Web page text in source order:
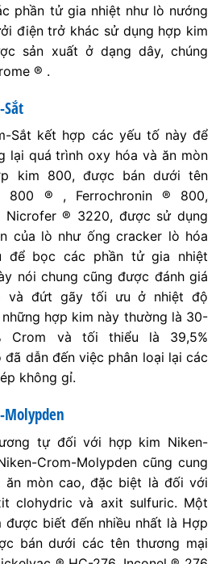
phần tử gia nhiệt như lò nướng
điện trở khác sử dụng hợp kim
sản xuất ở dạng dây, chúng
® .
Sắt kết hợp các yếu tố này để
lại quá trình oxy hóa và ăn mòn
kim 800, được bán dưới tên
800 ® , Ferrochronin ® 800,
Nicrofer ® 3220, được sử dụng
của lò như ống cracker lò hóa
để bọc các phần tử gia nhiệt
nói chung cũng được đánh giá
và đứt gãy tối ưu ở nhiệt độ
hợp kim này thường là 30-
Crom và tối thiểu là 39,5%
dẫn đến việc phân loại lại các
không gỉ.
tự đối với hợp kim Niken-
Crom-Molypden cũng cung
ăn mòn cao, đặc biệt là đối với
clohydric và axit sulfuric. Một
biết đến nhiều nhất là Hợp
bán dưới các tên thương mại